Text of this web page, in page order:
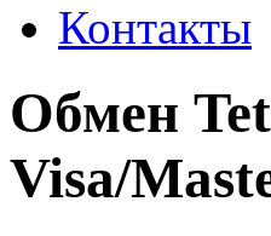
Контакты
Обмен
Visa/